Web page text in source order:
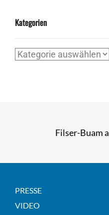
Kategorien
Kategorien
Filser-Buam
PRESSE
VIDEO